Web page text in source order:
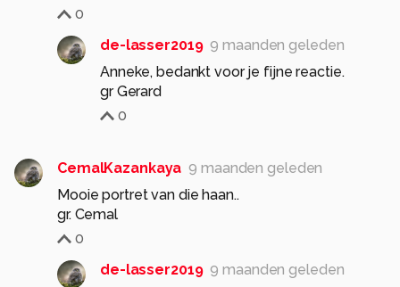
0
de-lasser2019 9 maanden geleden
Anneke, bedankt voor je fijne reactie.
0
CemalKazankaya 9 maanden geleden
Mooie portret van die haan..
gr. Cemal
0
de-lasser2019 9 maanden geleden